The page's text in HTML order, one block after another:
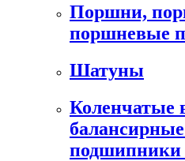
Поршни,
поршневые
Шатуны
Коленчатые
подшипники